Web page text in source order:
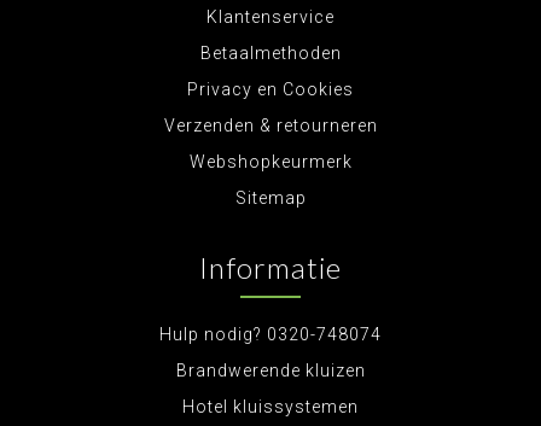
Klantenservice
Betaalmethoden
Privacy en Cookies
Verzenden & retourneren
Webshopkeurmerk
Sitemap
Informatie
Hulp nodig? 0320-748074
Brandwerende kluizen
Hotel kluissystemen